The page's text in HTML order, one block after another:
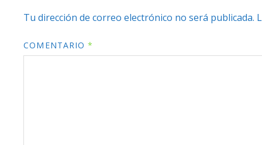
Tu dirección de correo electrónico no será publicada.
COMENTARIO*